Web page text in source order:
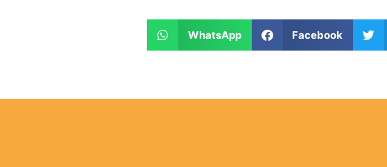
WhatsApp Facebook